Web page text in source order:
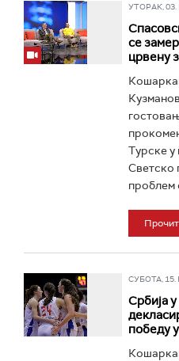
УТОРАК, 03.
се
црвену
Турске у
Светско
проблем
СУБОТА, 15.
Србија
победу